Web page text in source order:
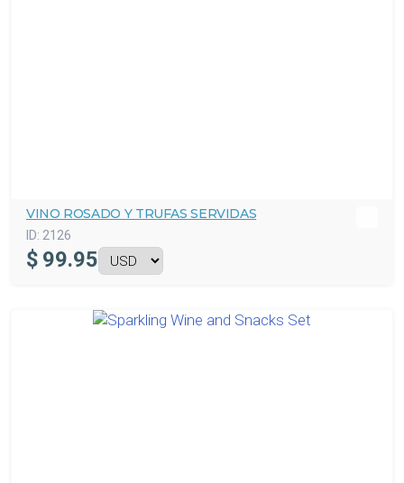
VINO ROSADO Y TRUFAS SERVIDAS
ID: 2126
$ 99.95